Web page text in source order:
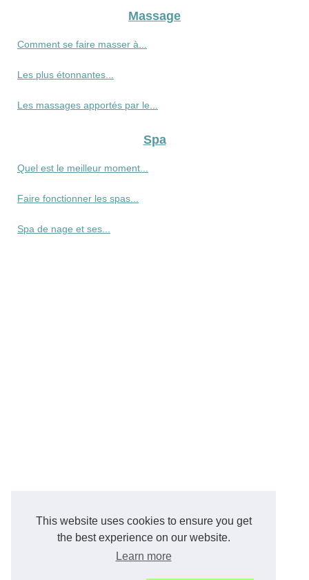
This website uses cookies to ensure you get
the best experience on our website.
Learn more
Massage
Comment se faire masser à...
Les plus étonnantes...
Les massages apportés par le...
Spa
Quel est le meilleur moment...
Faire fonctionner les spas...
Spa de nage et ses...